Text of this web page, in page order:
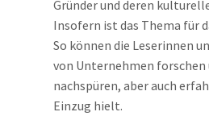
Gründer und deren
Insofern ist das Thema für
So können die Leserinnen
von Unternehmen
nachspüren, aber auch
Einzug hielt.